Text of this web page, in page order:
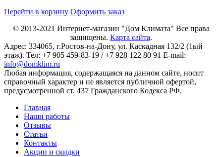
Перейти в корзину Оформить заказ
© 2013-2021 Интернет-магазин "Дом Климата" Все права
защищены. Карта сайта.
Адрес: 334065, г.Ростов-на-Дону, ул. Каскадная 132/2 (1ый
этаж). Тел: +7 905 459-83-19 / +7 928 122 80 91 E-mail:
info@domklim.ru
Любая информация, содержащаяся на данном сайте, носит
справочный характер и не является публичной офертой,
предусмотренной ст. 437 Гражданского Кодекса РФ.
Главная
Наши работы
Отзывы
Статьи
Контакты
Акции и скидки